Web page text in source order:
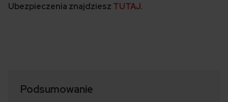
Ubezpieczenia znajdziesz TUTAJ.
Podsumowanie